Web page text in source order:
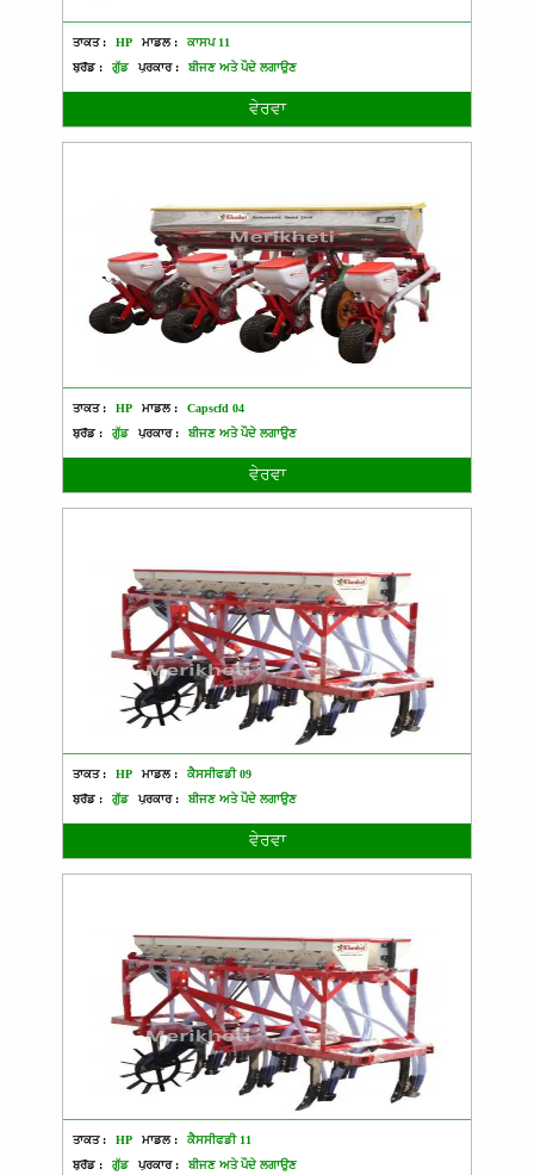
ਤਾਕਤ : HP ਮਾਡਲ :
ਕਾਸਪ 11
ਬ੍ਰੈਂਡ :
ਗੁੱਡ ਪ੍ਰਕਾਰ : ਬੀਜਣ ਅਤੇ ਪੌਦੇ ਲਗਾਉਣ
ਵੇਰਵਾ
ਤਾਕਤ : HP ਮਾਡਲ :
Capscfd 04
ਬ੍ਰੈਂਡ :
ਗੁੱਡ ਪ੍ਰਕਾਰ : ਬੀਜਣ ਅਤੇ ਪੌਦੇ ਲਗਾਉਣ
ਵੇਰਵਾ
ਤਾਕਤ : HP ਮਾਡਲ :
ਕੈਸਸੀਫਡੀ 09
ਬ੍ਰੈਂਡ :
ਗੁੱਡ ਪ੍ਰਕਾਰ : ਬੀਜਣ ਅਤੇ ਪੌਦੇ ਲਗਾਉਣ
ਵੇਰਵਾ
ਤਾਕਤ : HP ਮਾਡਲ :
ਕੈਸਸੀਫਡੀ 11
ਬ੍ਰੈਂਡ :
ਗੁੱਡ ਪ੍ਰਕਾਰ : ਬੀਜਣ ਅਤੇ ਪੌਦੇ ਲਗਾਉਣ